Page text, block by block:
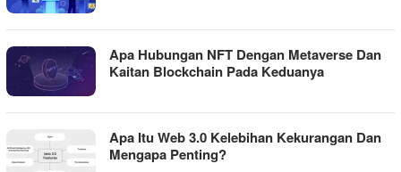
Apa Hubungan NFT Dengan Metaverse Dan
Kaitan Blockchain Pada Keduanya
Apa Itu Web 3.0 Kelebihan Kekurangan Dan
Mengapa Penting?